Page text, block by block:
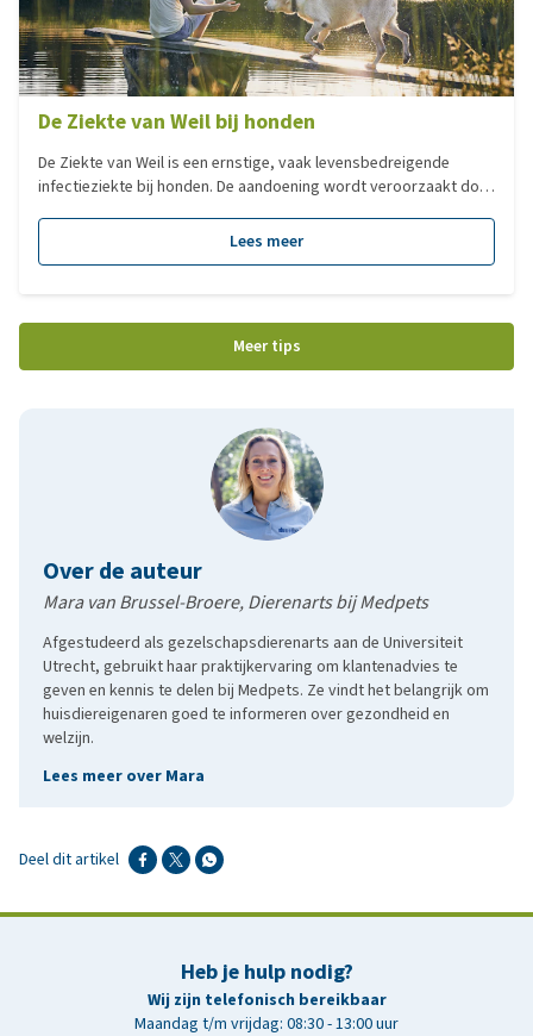
De Ziekte van Weil bij honden
De Ziekte van Weil is een ernstige, vaak levensbedreigende
infectieziekte bij honden. De aandoening wordt veroorzaakt door
aanrichten aan organen zoals de nieren en de lever. In deze blog
lees je wat de Ziekte van Weil is, hoe honden besmet raken,
Lees meer
Meer tips
Over de auteur
Mara van Brussel-Broere, Dierenarts bij Medpets
Afgestudeerd als gezelschapsdierenarts aan de Universiteit
Utrecht, gebruikt haar praktijkervaring om klantenadvies te
geven en kennis te delen bij Medpets. Ze vindt het belangrijk om
huisdiereigenaren goed te informeren over gezondheid en
welzijn.
Lees meer over Mara
Deel dit artikel
Heb je hulp nodig?
Wij zijn telefonisch bereikbaar
Maandag t/m vrijdag: 08:30 - 13:00 uur